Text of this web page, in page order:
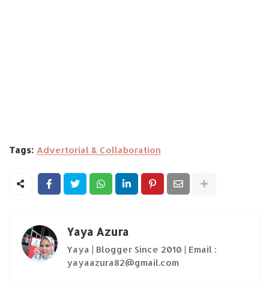
Tags: Advertorial & Collaboration
Yaya Azura
Yaya | Blogger Since 2010 | Email :
yayaazura82@gmail.com